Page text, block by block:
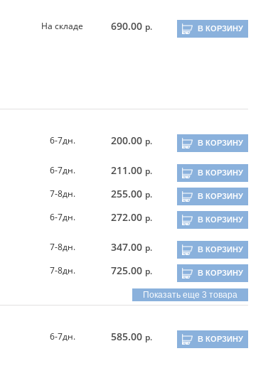
На складе 690.00 р. В КОРЗИНУ
6-7дн. 200.00 р. В КОРЗИНУ
6-7дн. 211.00 р. В КОРЗИНУ
7-8дн. 255.00 р. В КОРЗИНУ
6-7дн. 272.00 р. В КОРЗИНУ
7-8дн. 347.00 р. В КОРЗИНУ
7-8дн. 725.00 р. В КОРЗИНУ
Показать еще 3 товара
6-7дн. 585.00 р. В КОРЗИНУ